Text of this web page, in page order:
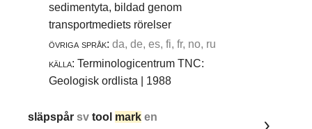
sedimentyta, bildad genom
transportmediets rörelser
övriga språk: da, de, es, fi, fr, no, ru
källa: Terminologicentrum TNC:
Geologisk ordlista | 1988
släpspårsvtool mark en